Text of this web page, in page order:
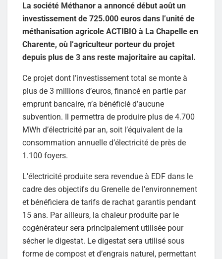
La société Méthanor a annoncé début août un
investissement de 725.000 euros dans l’unité de
méthanisation agricole ACTIBIO à La Chapelle en
Charente, où l’agriculteur porteur du projet
depuis plus de 3 ans reste majoritaire au capital.
Ce projet dont l’investissement total se monte à
plus de 3 millions d’euros, financé en partie par
emprunt bancaire, n’a bénéficié d’aucune
subvention. Il permettra de produire plus de 4.700
MWh d’électricité par an, soit l’équivalent de la
consommation annuelle d’électricité de près de
1.100 foyers.
L’électricité produite sera revendue à EDF dans le
cadre des objectifs du Grenelle de l’environnement
et bénéficiera de tarifs de rachat garantis pendant
15 ans. Par ailleurs, la chaleur produite par le
cogénérateur sera principalement utilisée pour
sécher le digestat. Le digestat sera utilisé sous
forme de compost et d’engrais naturel, permettant